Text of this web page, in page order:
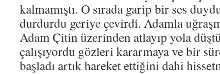
kalmamıştı. O sırada garip bir ses
durdurdu geriye çevirdi. Adamla
Adam Çitin üzerinden atlayıp yola
çalışıyordu gözleri kararmaya ve bir
başladı artık hareket ettiğini dahi